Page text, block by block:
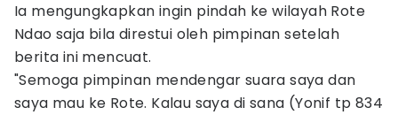
Ia mengungkapkan ingin pindah ke wilayah Rote
Ndao saja bila direstui oleh pimpinan setelah
berita ini mencuat.
"Semoga pimpinan mendengar suara saya dan
saya mau ke Rote. Kalau saya di sana (Yonif tp 834